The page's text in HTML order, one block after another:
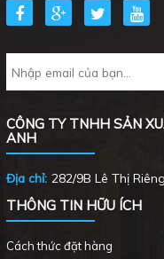
CÔNG TY TNHH SẢN
ANH
Địa chỉ: 282/9B Lê Thị
THÔNG TIN HỮU ÍCH
Cách thức đặt hàng